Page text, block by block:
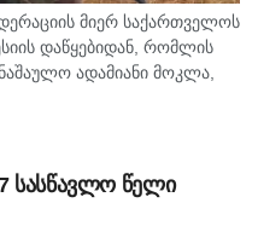
მიერ საქართველოს
დაწყებიდან, რომლის
ადამიანი მოკლა,
ამ სტატიაში
შესახებ...
სასწავლო წელი